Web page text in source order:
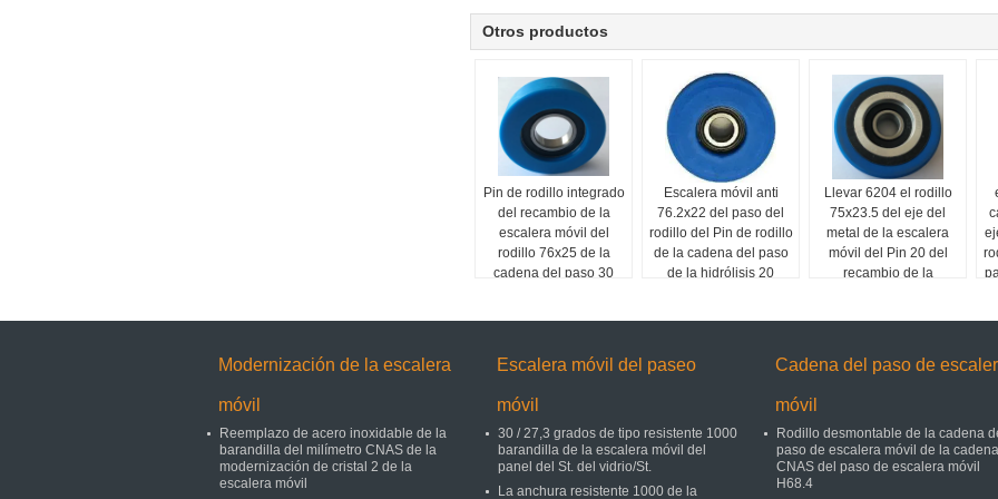
Otros productos
Pin de rodillo integrado
del recambio de la
escalera móvil del
rodillo 76x25 de la
cadena del paso 30
Escalera móvil anti
76.2x22 del paso del
rodillo del Pin de rodillo
de la cadena del paso
de la hidrólisis 20
Llevar 6204 el rodillo
75x23.5 del eje del
metal de la escalera
móvil del Pin 20 del
recambio de la
Modernización de la escalera
móvil
Reemplazo de acero inoxidable de la
barandilla del milímetro CNAS de la
modernización de cristal 2 de la
escalera móvil
Escalera móvil del paseo
móvil
30 / 27,3 grados de tipo resistente 1000
barandilla de la escalera móvil del
panel del St. del vidrio/St.
La anchura resistente 1000 de la
Cadena del paso de
móvil
Rodillo desmontable de la cadena
paso de escalera móvil de la cadena
CNAS del paso de escalera móvil
H68.4